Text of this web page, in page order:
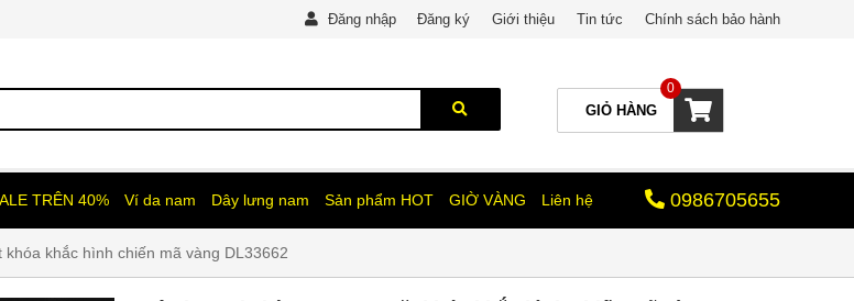
Đăng nhập Đăng ký Giới thiệu Tin tức Chính sách bảo hành
GIỎ HÀNG
0
0986705655
TRÊN 40% Ví da nam Dây lưng nam Sản phẩm HOT GIỜ VÀNG Liên hệ
khắc hình chiến mã vàng DL33662